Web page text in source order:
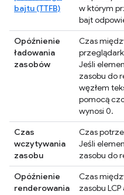
bajtu (TTFB)
w którym
bajt
Opóźnienie
ładowania
zasobów
Czas
Jeśli
zasobu do
węzłem
pomocą
wynosi 0.
Czas
wczytywania
zasobu
Czas
Jeśli
zasobu do
Opóźnienie
renderowania
Czas
zasobu